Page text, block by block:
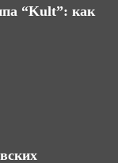
“Kult”: как